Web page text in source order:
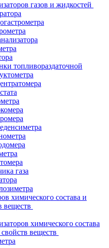
газов и жидкостей
топливораздаточной
газа
химического состава и
веществ
химического состава
веществ